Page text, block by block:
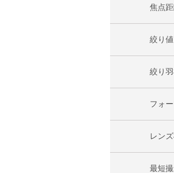
焦点
絞り値
絞り
フォ
レン
最短